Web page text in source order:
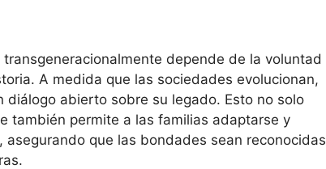
depende de la voluntad
A medida que las sociedades evolucionan,
abierto sobre su legado. Esto no solo
también permite a las familias adaptarse y
que las bondades sean reconocidas